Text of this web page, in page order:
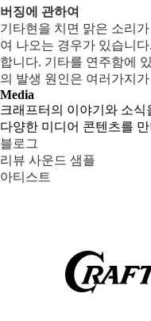
버징에 관하여
기타현을 치면 맑은 소리
여 나오는 경우가 있습니
합니다. 기타를 연주함에
의 발생 원인은 여러가지
Media
크래프터의 이야기와 소식
다양한 미디어 콘텐츠를
블로그
리뷰 사운드 샘플
아티스트